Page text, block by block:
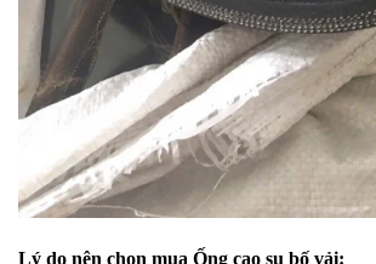
Lý do nên chọn mua Ống cao su bố vải: